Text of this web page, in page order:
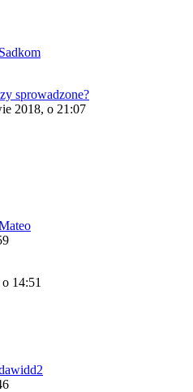
Sadkom
sprowadzone?
2018, o 21:07
14:51